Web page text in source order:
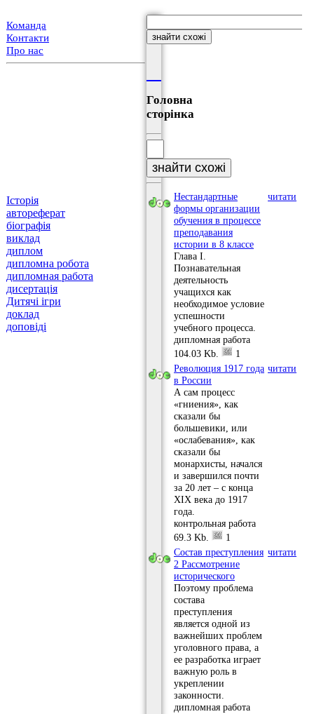
Команда
Контакти
Про нас
Історія
автореферат
біографія
виклад
диплом
дипломна робота
дипломная работа
дисертація
Дитячі ігри
доклад
доповіді
Головна
сторінка
Нестандартные
формы организации
обучения в процессе
преподавания
истории в 8 классе
Глава I.
Познавательная
деятельность
учащихся как
необходимое условие
успешности
учебного процесса.
дипломная работа
104.03 Kb.
1
читати
Революция 1917 года
в России
А сам процесс
«гниения», как
сказали бы
большевики, или
«ослабевания», как
сказали бы
монархисты, начался
и завершился почти
за 20 лет – с конца
XIX века до 1917
года.
контрольная работа
69.3 Kb.
1
читати
Состав преступления
2 Рассмотрение
исторического
Поэтому проблема
состава
преступления
является одной из
важнейших проблем
уголовного права, а
ее разработка играет
важную роль в
укреплении
законности.
дипломная работа
читати